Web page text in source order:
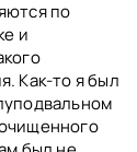
по
и
Как-то я был